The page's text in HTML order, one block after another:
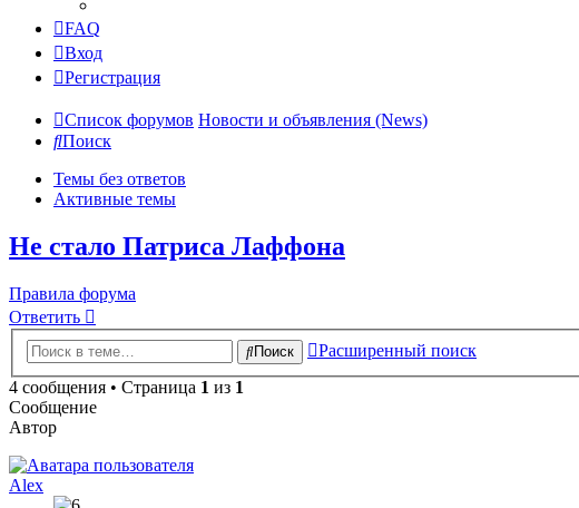
FAQ
Вход
Регистрация
Список форумов Новости и объявления (News)
Поиск
Темы без ответов
Активные темы
Не стало Патриса Лаффона
Правила форума
Ответить
Поиск
Расширенный поиск
4 сообщения • Страница 1 из 1
Сообщение
Автор
Alex